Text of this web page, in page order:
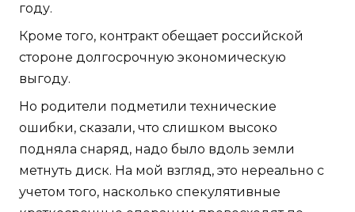
году.
Кроме того, контракт обещает российской
стороне долгосрочную экономическую
выгоду.
Но родители подметили технические
ошибки, сказали, что слишком высоко
подняла снаряд, надо было вдоль земли
метнуть диск. На мой взгляд, это нереально с
учетом того, насколько спекулятивные